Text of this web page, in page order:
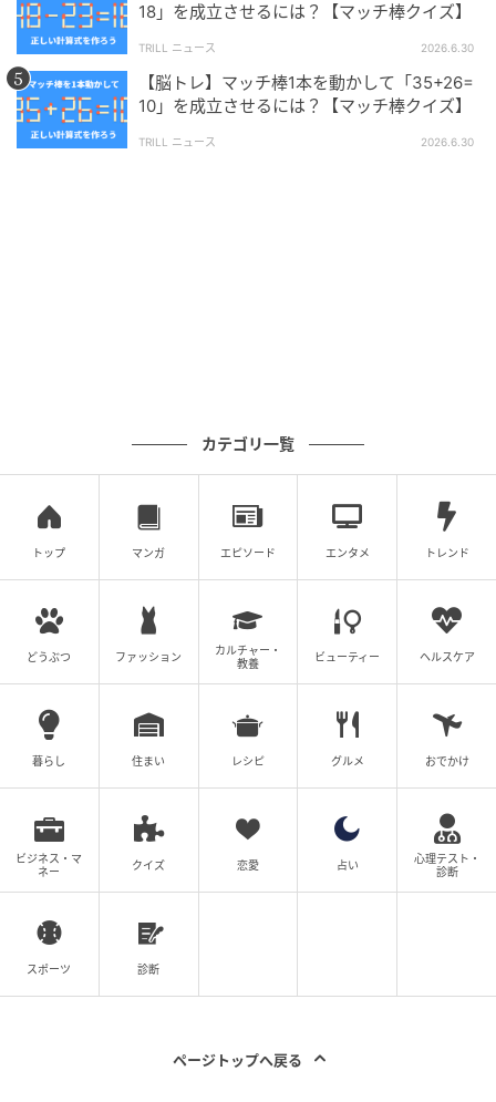
【脳トレ】初級編『マッチ棒クイズ』問題まとめ→あ
なたはすぐにひらめけるかな？
【脳トレ】初級編『マッチ棒クイズ』問題まとめ
→あなたはすぐにひらめけるかな？
次の記事
18」を成立させるには？【マッチ棒クイズ】
TRILL ニュース 2026.6.30
【脳トレ】マッチ棒1本を動かして「35+26=
10」を成立させるには？【マッチ棒クイズ】
TRILL ニュース 2026.6.30
カテゴリ一覧
トップ マンガ エピソード エンタメ トレンド
どうぶつ ファッション
カルチャー・
教養
ビューティー ヘルスケア
暮らし 住まい レシピ グルメ おでかけ
ビジネス・マ
ネー
クイズ 恋愛 占い
心理テスト・
診断
スポーツ 診断
ページトップへ戻る